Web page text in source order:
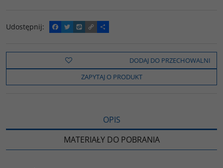
Udostępnij:
F
a
e
o
k
T
w
t
t
e
W
y
o
C
o
y
i
n
k
P
o
z
e
l
s
DODAJ DO PRZECHOWALNI
ZAPYTAJ O PRODUKT
OPIS
MATERIAŁY DO POBRANIA